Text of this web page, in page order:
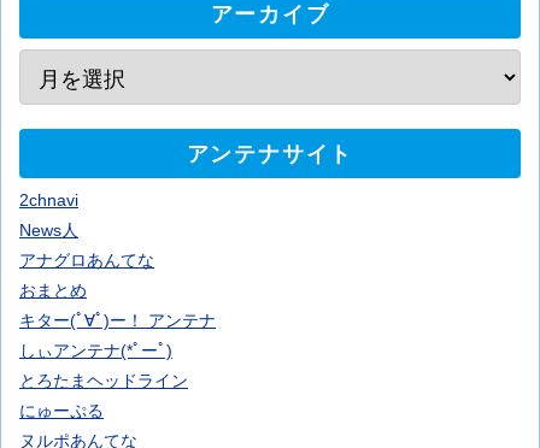
アーカイブ
アンテナサイト
2chnavi
News人
アナグロあんてな
おまとめ
キター(ﾟ∀ﾟ)ー！ アンテナ
しぃアンテナ(*ﾟーﾟ)
とろたまヘッドライン
にゅーぷる
ヌルポあんてな